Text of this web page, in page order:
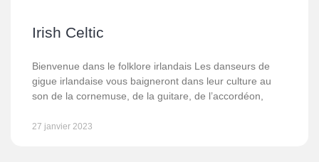
Irish Celtic
Bienvenue dans le folklore irlandais Les danseurs de
gigue irlandaise vous baigneront dans leur culture au
son de la cornemuse, de la guitare, de l’accordéon,
27 janvier 2023